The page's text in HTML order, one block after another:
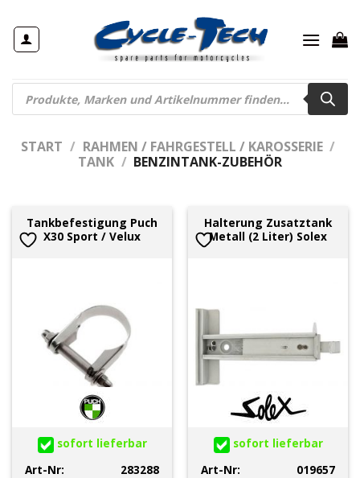
Inhalt
springen
Products
search
START / RAHMEN / FAHRGESTELL / KAROSSERIE /
TANK / BENZINTANK-ZUBEHÖR
Tankbefestigung Puch
X30 Sport / Velux
sofort lieferbar
Art-Nr:
283288
Halterung Zusatztank
Metall (2 Liter) Solex
sofort lieferbar
Art-Nr:
019657